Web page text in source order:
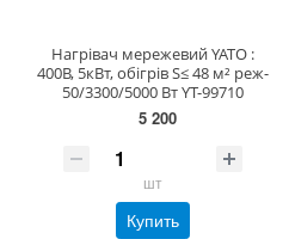
Нагрівач мережевий YATO :
400В, 5кВт, обігрів S≤ 48 м² реж-
50/3300/5000 Вт YT-99710
5 200
шт
Купить